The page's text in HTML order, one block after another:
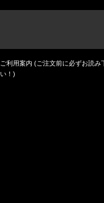
ご利用案内 (ご注文前に必ずお読み
い！)